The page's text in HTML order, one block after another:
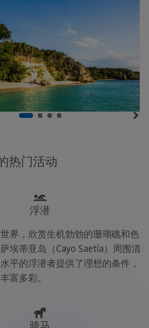
热门活动
浮潜
界，欣赏生机勃勃的珊瑚礁和色
埃蒂亚岛（Cayo Saetía）周围清
平的浮潜者提供了理想的条件，
富多彩。
骑马